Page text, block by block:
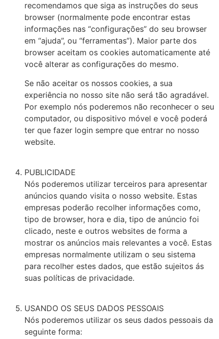
recomendamos que siga as instruções do seus
browser (normalmente pode encontrar estas
informações nas “configurações” do seu browser
em “ajuda”, ou “ferramentas”). Maior parte dos
browser aceitam os cookies automaticamente até
você alterar as configurações do mesmo.
Se não aceitar os nossos cookies, a sua
experiência no nosso site não será tão agradável.
Por exemplo nós poderemos não reconhecer o seu
computador, ou dispositivo móvel e você poderá
ter que fazer login sempre que entrar no nosso
website.
PUBLICIDADE
Nós poderemos utilizar terceiros para apresentar
anúncios quando visita o nosso website. Estas
empresas poderão recolher informações como,
tipo de browser, hora e dia, tipo de anúncio foi
clicado, neste e outros websites de forma a
mostrar os anúncios mais relevantes a você. Estas
empresas normalmente utilizam o seu sistema
para recolher estes dados, que estão sujeitos ás
suas políticas de privacidade.
USANDO OS SEUS DADOS PESSOAIS
Nós poderemos utilizar os seus dados pessoais da
seguinte forma: